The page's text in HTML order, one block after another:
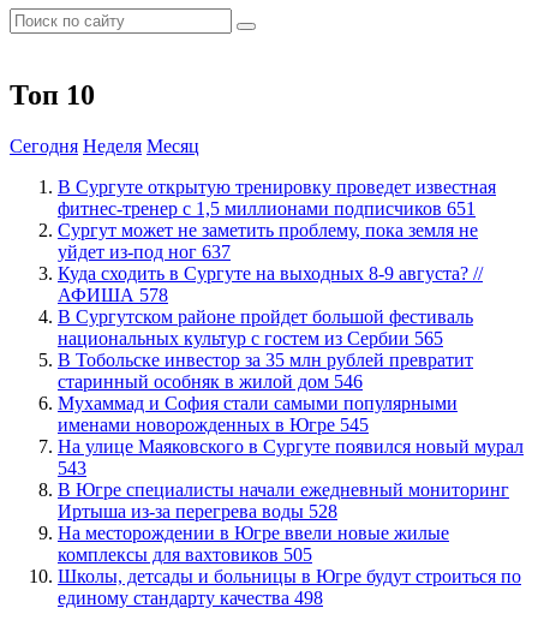
Топ 10
Сегодня Неделя Месяц
В Сургуте открытую тренировку проведет известная
фитнес-тренер с 1,5 миллионами подписчиков 651
Сургут может не заметить проблему, пока земля не
уйдет из-под ног 637
​Куда сходить в Сургуте на выходных 8-9 августа? //
АФИША 578
В Сургутском районе пройдет большой фестиваль
национальных культур с гостем из Сербии 565
В Тобольске инвестор за 35 млн рублей превратит
старинный особняк в жилой дом 546
​Мухаммад и София стали самыми популярными
именами новорожденных в Югре 545
​На улице Маяковского в Сургуте появился новый мурал
543
В Югре специалисты начали ежедневный мониторинг
Иртыша из-за перегрева воды 528
​На месторождении в Югре ввели новые жилые
комплексы для вахтовиков 505
Школы, детсады и больницы в Югре будут строиться по
единому стандарту качества 498